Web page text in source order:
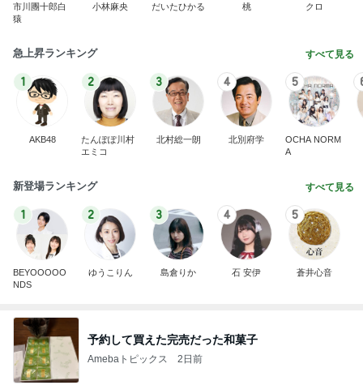
市川團十郎白
猿
小林麻央 だいたひかる 桃 クロ
急上昇ランキング すべて見る
1
AKB48
2
たんぽぽ川村
エミコ
3
北村総一朗
4
北別府学
5
OCHA NORM
A
新登場ランキング すべて見る
1
BEYOOOOO
NDS
2
ゆうこりん
3
島倉りか
4
石 安伊
5
蒼井心音
予約して買えた完売だった和菓子
Amebaトピックス 2日前